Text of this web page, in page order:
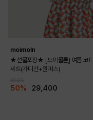
moimoln
★선물포장★ [모이몰른] 여름 코디
세트(가디건+원피스)
50% 29,400